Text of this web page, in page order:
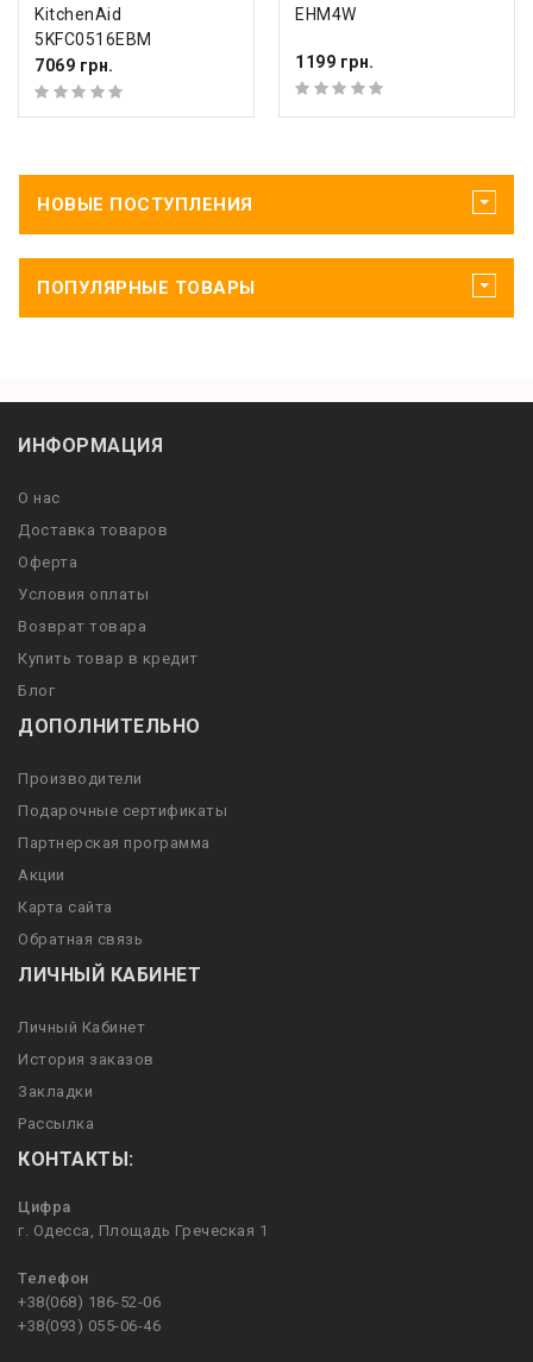
KitchenAid
5KFC0516EBM
7069 грн.
EHM4W
1199 грн.
НОВЫЕ ПОСТУПЛЕНИЯ
ПОПУЛЯРНЫЕ ТОВАРЫ
ИНФОРМАЦИЯ
О нас
Доставка товаров
Оферта
Условия оплаты
Возврат товара
Купить товар в кредит
Блог
ДОПОЛНИТЕЛЬНО
Производители
Подарочные сертификаты
Партнерская программа
Акции
Карта сайта
Обратная связь
ЛИЧНЫЙ КАБИНЕТ
Личный Кабинет
История заказов
Закладки
Рассылка
КОНТАКТЫ:
Цифра
г. Одесса, Площадь Греческая 1
Телефон
+38(068) 186-52-06
+38(093) 055-06-46